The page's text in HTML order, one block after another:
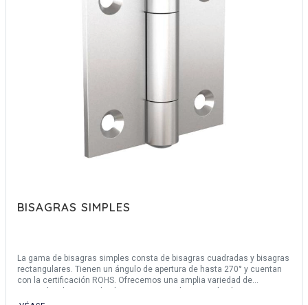
BISAGRAS SIMPLES
La gama de bisagras simples consta de bisagras cuadradas y bisagras
rectangulares. Tienen un ángulo de apertura de hasta 270° y cuentan
con la certificación ROHS. Ofrecemos una amplia variedad de
T5, bisagras de acero, bisagras de acero inoxidable 304, bisagras de